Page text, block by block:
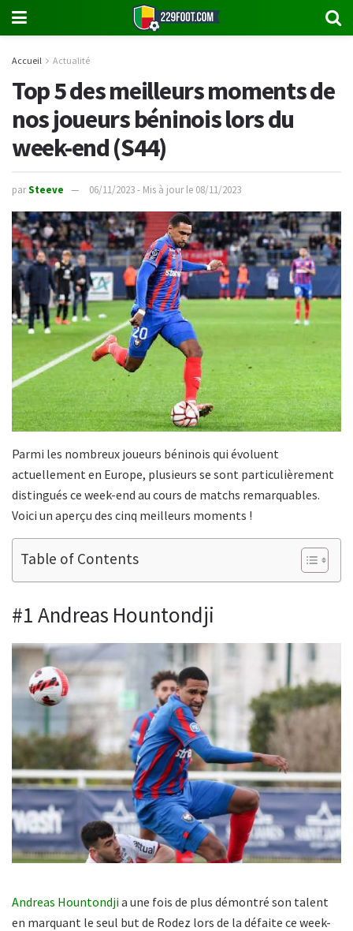
Accueil Actualité
Top 5 des meilleurs moments de
nos joueurs béninois lors du
week-end (S44)
parSteeve 06/11/2023 - Mis à jour le 08/11/2023
Parmi les nombreux joueurs béninois qui évoluent
actuellement en Europe, plusieurs se sont particulièrement
distingués ce week-end au cours de matchs remarquables.
Voici un aperçu des cinq meilleurs moments !
Table of Contents
#1 Andreas Hountondji
Andreas Hountondjia une fois de plus démontré son talent
en marquant le seul but de Rodez lors de la défaite ce week-